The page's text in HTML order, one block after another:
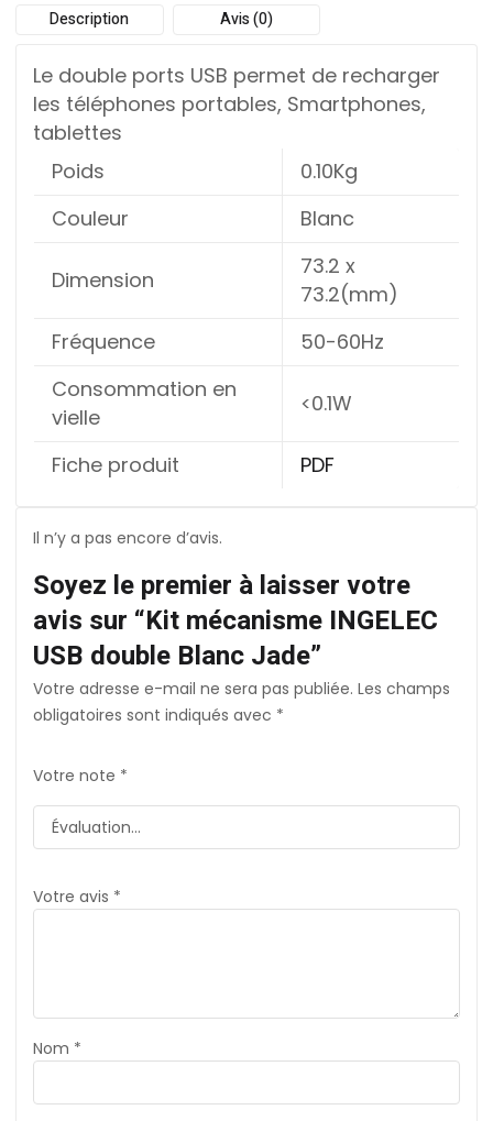
Description Avis (0)
Le double ports USB permet de recharger
les téléphones portables, Smartphones,
tablettes
Poids
0.10Kg
Couleur
Blanc
Dimension
73.2 x
73.2(mm)
Fréquence
50-60Hz
Consommation en
vielle
<0.1W
Fiche produit PDF
Il n’y a pas encore d’avis.
Soyez le premier à laisser votre
avis sur “Kit mécanisme INGELEC
USB double Blanc Jade”
Votre adresse e-mail ne sera pas publiée. Les champs
obligatoires sont indiqués avec *
Votre note *
Votre avis *
Nom *